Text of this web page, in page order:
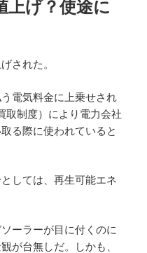
上げ？使途に
された。
電気料金に上乗せされ
取制度）により電力会社
る際に使われていると
しては、再生可能エネ
ーラーが目に付くのに
が台無しだ。しかも、